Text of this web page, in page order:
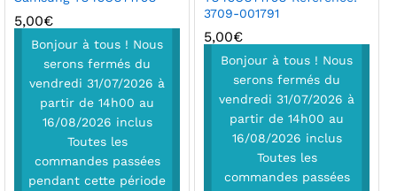
5,00€
Bonjour à tous ! Nous
serons fermés du
vendredi 31/07/2026 à
partir de 14h00 au
16/08/2026 inclus
Toutes les
commandes passées
pendant cette période
3709-001791
5,00€
Bonjour à tous ! Nous
serons fermés du
vendredi 31/07/2026 à
partir de 14h00 au
16/08/2026 inclus
Toutes les
commandes passées